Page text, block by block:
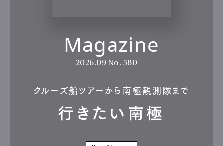
Magazine
2026.09 No. 580
クルーズ船ツアーから南極観測隊まで
行きたい南極